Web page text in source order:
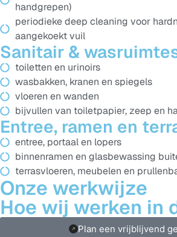
handgrepen)
periodieke deep cleaning voor
aangekoekt vuil
Sanitair &
toiletten en urinoirs
wasbakken, kranen en spiegels
vloeren en wanden
bijvullen van toiletpapier, zeep en
Entree, ramen en
entree, portaal en lopers
binnenramen en glasbewassing
terrasvloeren, meubelen en
Onze werkwijze
Hoe wij werken in
Plan een vrijblijvend